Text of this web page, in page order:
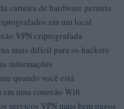
carteira de hardware permita
em um local
VPN criptografada
mais difícil para os hackers
informações
quando você está
uma conexão Wifi
serviços VPN mais bem pagos